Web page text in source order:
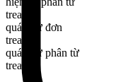
treating
quá khứ đơn
treated
quá khứ phân từ
treated